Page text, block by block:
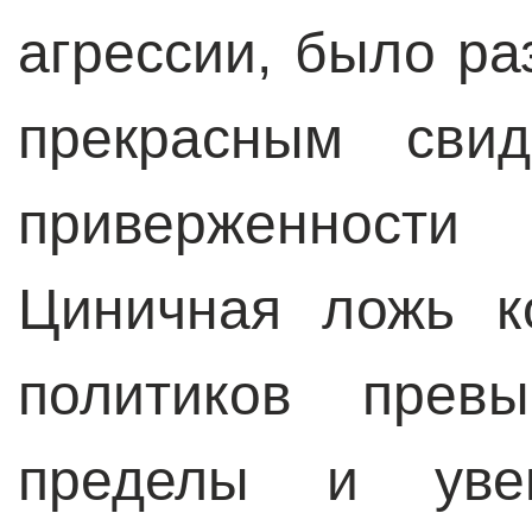
агрессии, было
прекрасным
Циничная ложь
политиков
пределы и